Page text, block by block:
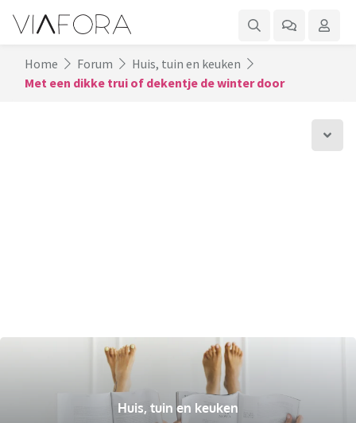
Home Forum
Huis, tuin en keuken
Met een dikke trui of dekentje de winter door
Huis, tuin en keuken